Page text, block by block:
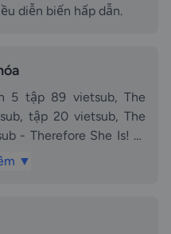
diễn biến hấp dẫn.
5 tập 89 vietsub, The
The
- Therefore She Is! Vì
The Flash Season 4
▼